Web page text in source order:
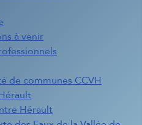
à venir
de communes CCVH
Hérault